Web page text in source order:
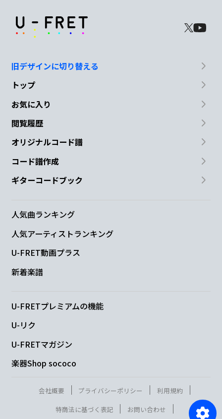
旧デザインに切り替える
トップ
お気に入り
閲覧履歴
オリジナルコード譜
コード譜作成
ギターコードブック
人気曲ランキング
人気アーティストランキング
U-FRET動画プラス
新着楽譜
U-FRETプレミアムの機能
U-リク
U-FRETマガジン
楽器Shop sococo
会社概要 プライバシーポリシー
利用規約
特商法に基づく表記
お問い合わせ